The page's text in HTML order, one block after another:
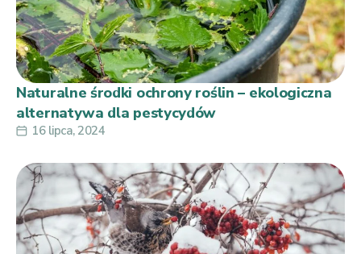
Naturalne środki ochrony roślin – ekologiczna
alternatywa dla pestycydów
16 lipca, 2024